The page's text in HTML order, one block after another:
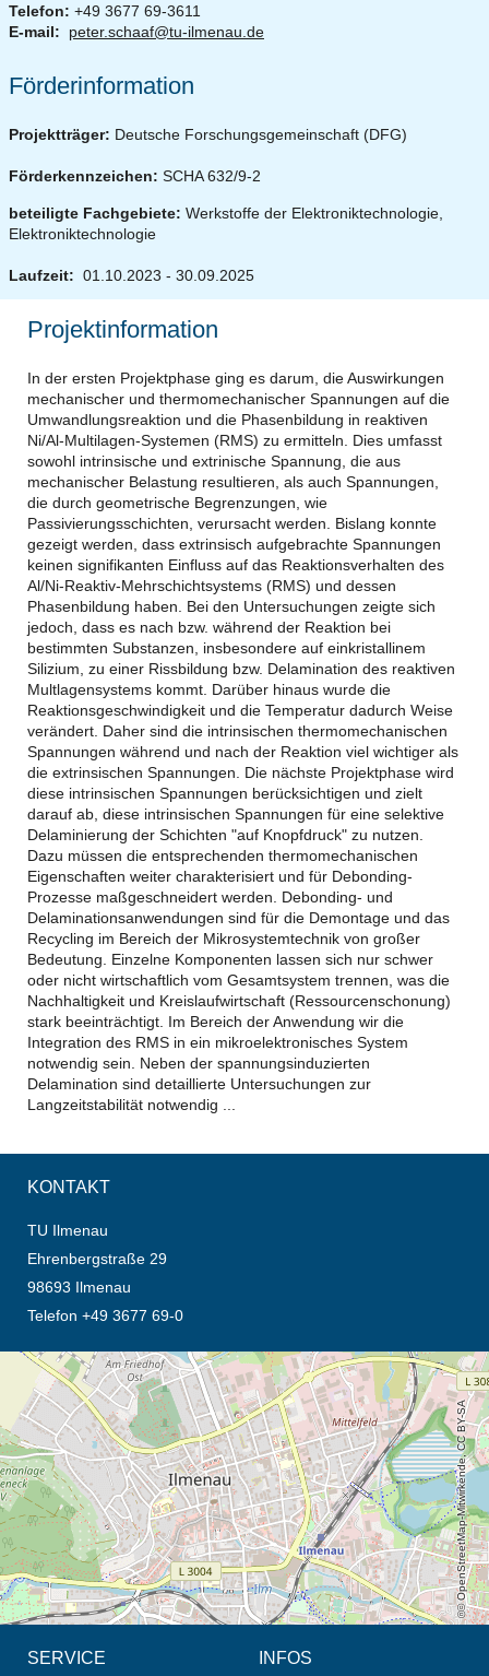
Telefon: +49 3677 69-3611
E-mail:
peter.schaaf@tu-ilmenau.de
Förderinformation
Projektträger: Deutsche Forschungsgemeinschaft (DFG)
Förderkennzeichen: SCHA 632/9-2
beteiligte Fachgebiete: Werkstoffe der Elektroniktechnologie,
Elektroniktechnologie
Laufzeit: 01.10.2023 - 30.09.2025
Projektinformation
In der ersten Projektphase ging es darum, die Auswirkungen
mechanischer und thermomechanischer Spannungen auf die
Umwandlungsreaktion und die Phasenbildung in reaktiven
Ni/Al-Multilagen-Systemen (RMS) zu ermitteln. Dies umfasst
sowohl intrinsische und extrinische Spannung, die aus
mechanischer Belastung resultieren, als auch Spannungen,
die durch geometrische Begrenzungen, wie
Passivierungsschichten, verursacht werden. Bislang konnte
gezeigt werden, dass extrinsisch aufgebrachte Spannungen
keinen signifikanten Einfluss auf das Reaktionsverhalten des
Al/Ni-Reaktiv-Mehrschichtsystems (RMS) und dessen
Phasenbildung haben. Bei den Untersuchungen zeigte sich
jedoch, dass es nach bzw. während der Reaktion bei
bestimmten Substanzen, insbesondere auf einkristallinem
Silizium, zu einer Rissbildung bzw. Delamination des reaktiven
Multlagensystems kommt. Darüber hinaus wurde die
Reaktionsgeschwindigkeit und die Temperatur dadurch Weise
verändert. Daher sind die intrinsischen thermomechanischen
Spannungen während und nach der Reaktion viel wichtiger als
die extrinsischen Spannungen. Die nächste Projektphase wird
diese intrinsischen Spannungen berücksichtigen und zielt
darauf ab, diese intrinsischen Spannungen für eine selektive
Delaminierung der Schichten "auf Knopfdruck" zu nutzen.
Dazu müssen die entsprechenden thermomechanischen
Eigenschaften weiter charakterisiert und für Debonding-
Prozesse maßgeschneidert werden. Debonding- und
Delaminationsanwendungen sind für die Demontage und das
Recycling im Bereich der Mikrosystemtechnik von großer
Bedeutung. Einzelne Komponenten lassen sich nur schwer
oder nicht wirtschaftlich vom Gesamtsystem trennen, was die
Nachhaltigkeit und Kreislaufwirtschaft (Ressourcenschonung)
stark beeinträchtigt. Im Bereich der Anwendung wir die
Integration des RMS in ein mikroelektronisches System
notwendig sein. Neben der spannungsinduzierten
Delamination sind detaillierte Untersuchungen zur
Langzeitstabilität notwendig ...
KONTAKT
TU Ilmenau
Ehrenbergstraße 29
98693 Ilmenau
Telefon +49 3677 69-0
Öffnet die Anfahrtsbeschreibung in neuem Tab (Karte)
© OpenStreetMap-Mitwirkende, CC BY-SA
SERVICE INFOS